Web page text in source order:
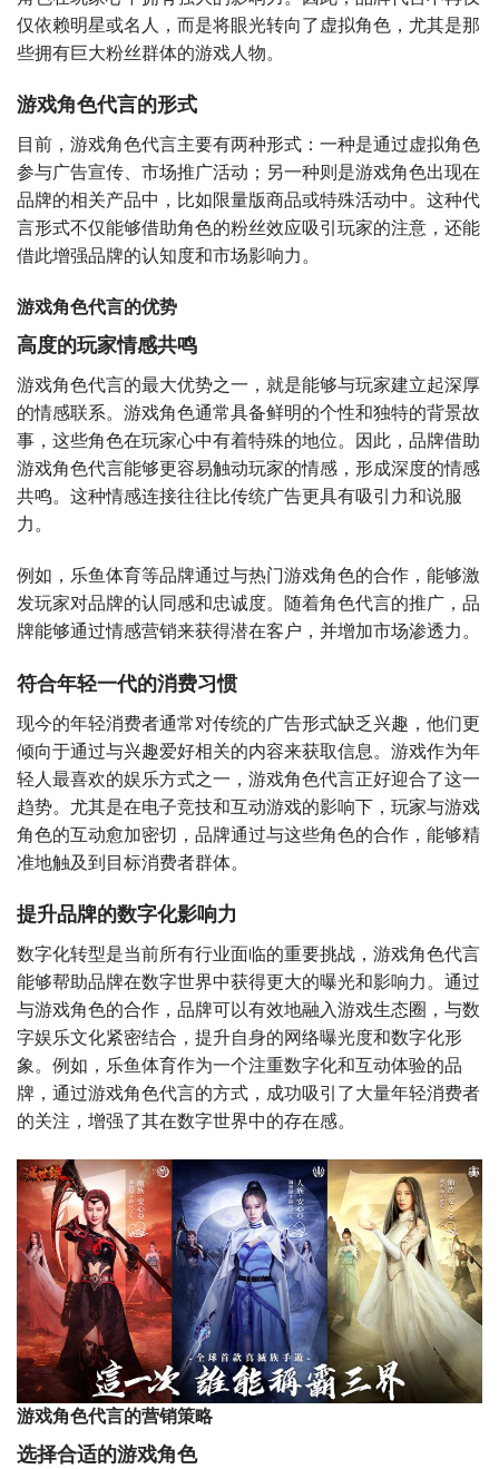
仅依赖明星或名人，而是将眼光转向了虚拟角色，尤其是那
些拥有巨大粉丝群体的游戏人物。
游戏角色代言的形式
目前，游戏角色代言主要有两种形式：一种是通过虚拟角色
参与广告宣传、市场推广活动；另一种则是游戏角色出现在
品牌的相关产品中，比如限量版商品或特殊活动中。这种代
言形式不仅能够借助角色的粉丝效应吸引玩家的注意，还能
借此增强品牌的认知度和市场影响力。
游戏角色代言的优势
高度的玩家情感共鸣
游戏角色代言的最大优势之一，就是能够与玩家建立起深厚
的情感联系。游戏角色通常具备鲜明的个性和独特的背景故
事，这些角色在玩家心中有着特殊的地位。因此，品牌借助
游戏角色代言能够更容易触动玩家的情感，形成深度的情感
共鸣。这种情感连接往往比传统广告更具有吸引力和说服
力。
例如，乐鱼体育等品牌通过与热门游戏角色的合作，能够激
发玩家对品牌的认同感和忠诚度。随着角色代言的推广，品
牌能够通过情感营销来获得潜在客户，并增加市场渗透力。
符合年轻一代的消费习惯
现今的年轻消费者通常对传统的广告形式缺乏兴趣，他们更
倾向于通过与兴趣爱好相关的内容来获取信息。游戏作为年
轻人最喜欢的娱乐方式之一，游戏角色代言正好迎合了这一
趋势。尤其是在电子竞技和互动游戏的影响下，玩家与游戏
角色的互动愈加密切，品牌通过与这些角色的合作，能够精
准地触及到目标消费者群体。
提升品牌的数字化影响力
数字化转型是当前所有行业面临的重要挑战，游戏角色代言
能够帮助品牌在数字世界中获得更大的曝光和影响力。通过
与游戏角色的合作，品牌可以有效地融入游戏生态圈，与数
字娱乐文化紧密结合，提升自身的网络曝光度和数字化形
象。例如，乐鱼体育作为一个注重数字化和互动体验的品
牌，通过游戏角色代言的方式，成功吸引了大量年轻消费者
的关注，增强了其在数字世界中的存在感。
游戏角色代言的营销策略
选择合适的游戏角色